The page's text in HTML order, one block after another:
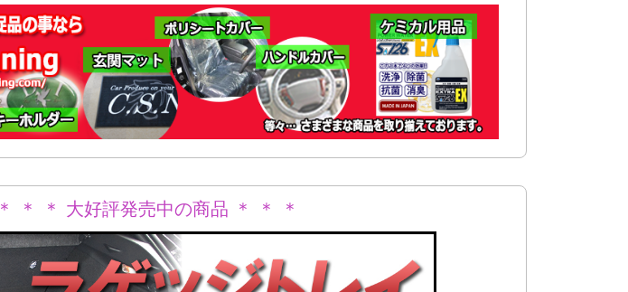
＊ ＊ ＊ 大好評発売中の商品 ＊ ＊ ＊